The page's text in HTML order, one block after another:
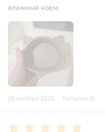
влажный корм
29 ноября 2025 · Наталья О.
Рейтинг:5